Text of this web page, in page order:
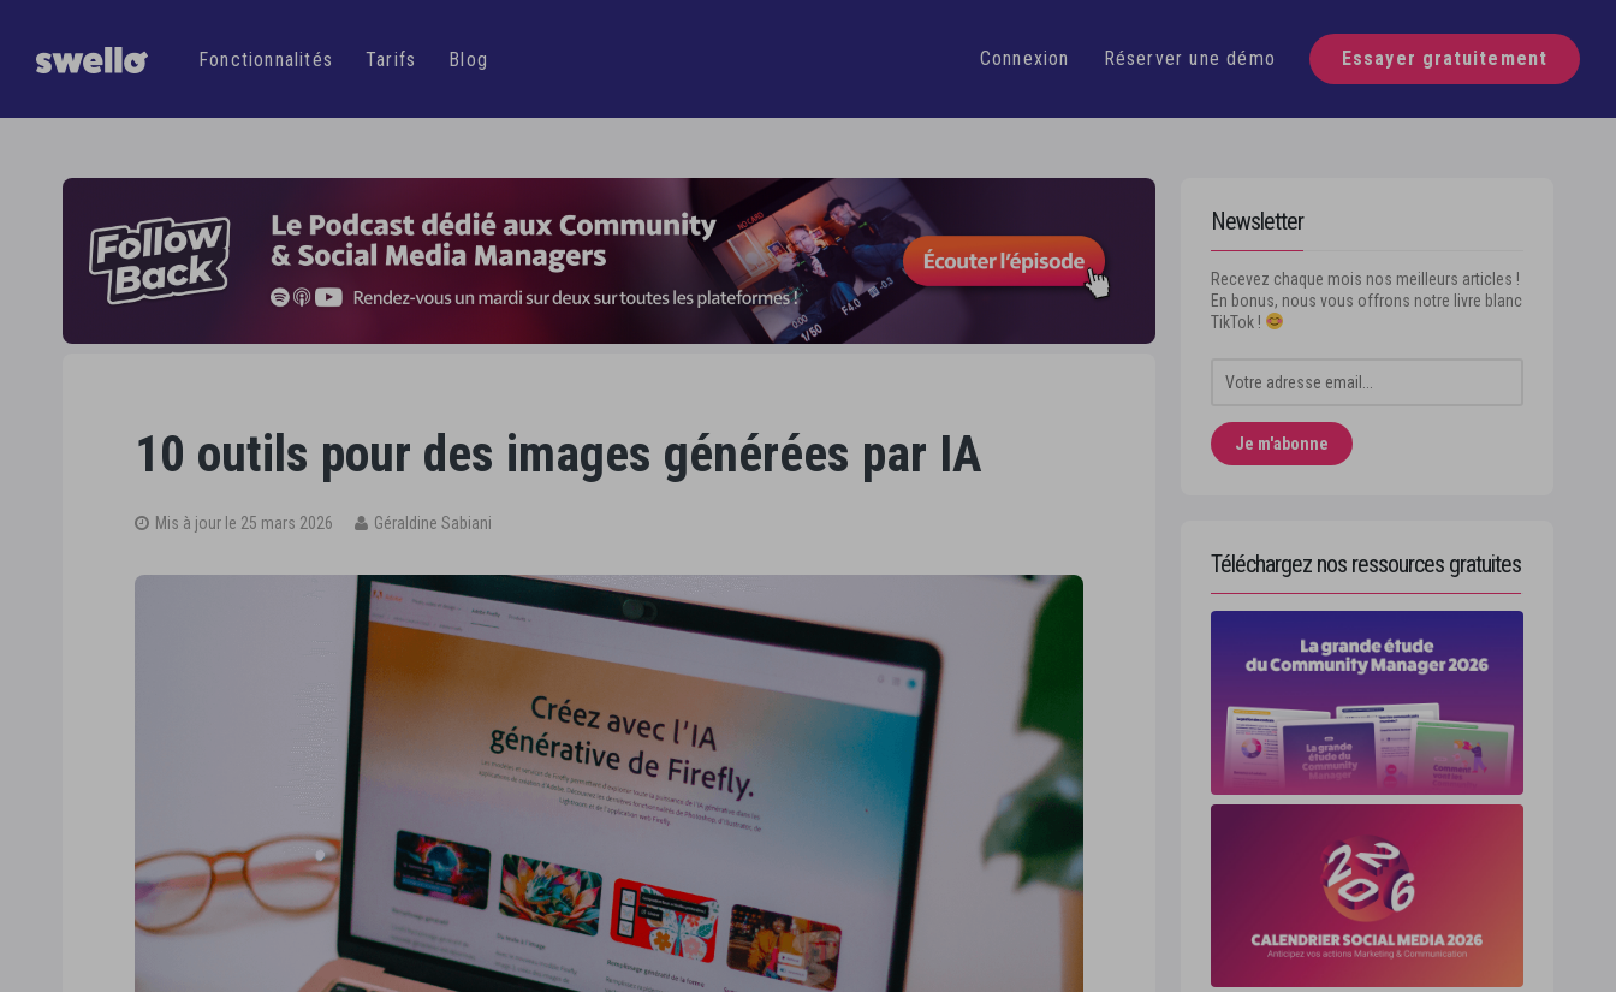
Fonctionnalités Tarifs Blog Connexion Réserver une démo Essayer gratuitement
10 outils pour des images générées par IA
Mis à jour le 25 mars 2026 Géraldine Sabiani
Newsletter
Recevez chaque mois nos meilleurs articles !
En bonus, nous vous offrons notre livre blanc
TikTok !
Téléchargez nos ressources gratuites